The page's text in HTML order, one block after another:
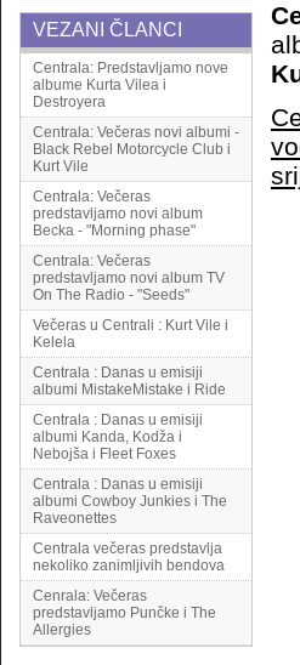
VEZANI ČLANCI
Centrala: Predstavljamo nove
albume Kurta Vilea i
Destroyera
Centrala: Večeras novi albumi -
Black Rebel Motorcycle Club i
Kurt Vile
Centrala: Večeras
predstavljamo novi album
Becka - "Morning phase"
Centrala: Večeras
predstavljamo novi album TV
On The Radio - "Seeds"
Večeras u Centrali : Kurt Vile i
Kelela
Centrala : Danas u emisiji
albumi MistakeMistake i Ride
Centrala : Danas u emisiji
albumi Kanda, Kodža i
Nebojša i Fleet Foxes
Centrala : Danas u emisiji
albumi Cowboy Junkies i The
Raveonettes
Centrala večeras predstavlja
nekoliko zanimljivih bendova
Cenrala: Večeras
predstavljamo Punčke i The
Allergies